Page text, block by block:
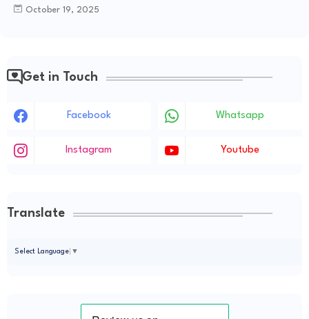
October 19, 2025
Get in Touch
Facebook Whatsapp
Instagram Youtube
Translate
Select Language ▼